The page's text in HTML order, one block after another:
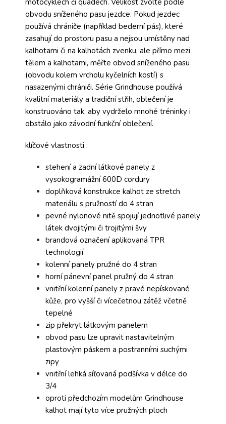
motocyklech či quadech. Velikost zvolte podle
obvodu sníženého pasu jezdce. Pokud jezdec
používá chrániče (například bederní pás), které
zasahují do prostoru pasu a nejsou umístěny nad
kalhotami či na kalhotách zvenku, ale přímo mezi
tělem a kalhotami, měřte obvod sníženého pasu
(obvodu kolem vrcholu kyčelních kostí) s
nasazenými chrániči. Série Grindhouse používá
kvalitní materiály a tradiční střih, oblečení je
konstruováno tak, aby vydrželo mnohé tréninky i
obstálo jako závodní funkční oblečení.
klíčové vlastnosti :
stehení a zadní látkové panely z
vysokogramážní 600D cordury
doplňková konstrukce kalhot ze stretch
materiálu s pružností do 4 stran
pevné nylonové nitě spojují jednotlivé panely
látek dvojitými či trojitými švy
brandová označení aplikovaná TPR
technologií
kolenní panely pružné do 4 stran
horní pánevní panel pružný do 4 stran
vnitřní kolenní panely z pravé nepískované
kůže, pro vyšší či vícečetnou zátěž včetně
tepelné
zip překryt látkovým panelem
obvod pasu lze upravit nastavitelným
plastovým páskem a postranními suchými
zipy
vnitřní lehká síťovaná podšívka v délce do
3/4
oproti předchozím modelům Grindhouse
kalhot mají tyto více pružných ploch